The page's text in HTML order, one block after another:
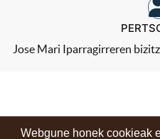
Webgune honek cookieak
Jose Mari Iparragirreren